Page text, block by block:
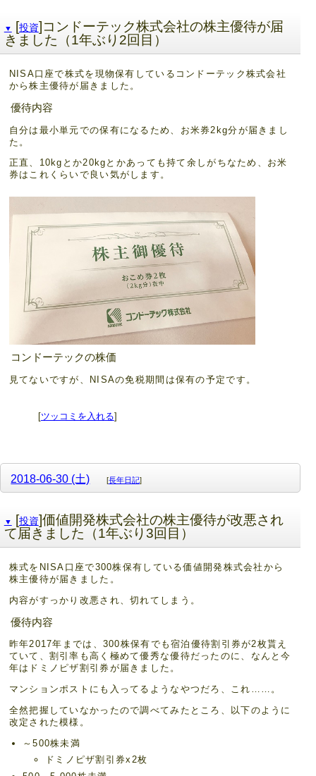
▼ [投資]コンドーテック株式会社の株主優待が届
きました（1年ぶり2回目）
NISA口座で株式を現物保有しているコンドーテック株式会社
から株主優待が届きました。
優待内容
自分は最小単元での保有になるため、お米券2kg分が届きまし
た。
正直、10kgとか20kgとかあっても持て余しがちなため、お米
券はこれくらいで良い気がします。
コンドーテックの株価
見てないですが、NISAの免税期間は保有の予定です。
[ツッコミを入れる]
2018-06-30 (土) [長年日記]
▼ [投資]価値開発株式会社の株主優待が改悪され
て届きました（1年ぶり3回目）
株式をNISA口座で300株保有している価値開発株式会社から
株主優待が届きました。
内容がすっかり改悪され、切れてしまう。
優待内容
昨年2017年までは、300株保有でも宿泊優待割引券が2枚貰え
ていて、割引率も高く極めて優秀な優待だったのに、なんと今
年はドミノピザ割引券が届きました。
マンションポストにも入ってるようなやつだろ、これ……。
全然把握していなかったので調べてみたところ、以下のように
改定された模様。
～500株未満
ドミノピザ割引券x2枚